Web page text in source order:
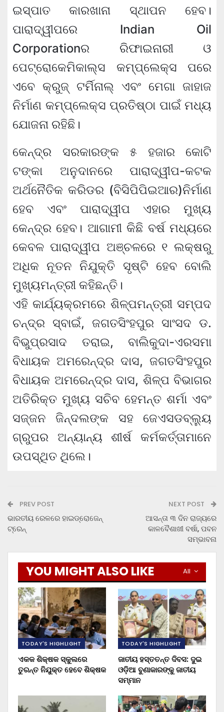
ଇସ୍ପାତ କାରଖାନା ସ୍ଥାପନ ହେବ।
ପାରାଦ୍ୱୀପରେ Indian Oil
Corporationର ରିଫାଇନାରୀ ଓ
ପେଟ୍ରୋକେମିକାଲ୍ସ କମ୍ପ୍ଲେକ୍ସ ପରେ
ଏବେ କ୍ରୁଜ୍ ଟର୍ମିନାଲ୍ ଏବଂ ମେଗା ଜାହାଜ
ନିର୍ମାଣ କମ୍ପ୍ଲେକ୍ସ ପ୍ରତିଷ୍ଠା ପାଇଁ ମଧ୍ୟ
ଯୋଜନା ରହିଛି।
କେନ୍ଦ୍ର ସରକାରଙ୍କ ୫ ହଜାର କୋଟି
ଟଙ୍କା ଅନୁଦାନରେ ପାରାଦ୍ୱୀପ-କଟକ
ଅର୍ଥନୈତିକ କରିଡର (ବିସିପିପିଇଆର)ନିର୍ମାଣ
ହେବ ଏବଂ ପାରାଦ୍ୱୀପ ଏହାର ମୁଖ୍ୟ
କେନ୍ଦ୍ର ହେବ। ଆଗାମୀ କିଛି ବର୍ଷ ମଧ୍ୟରେ
କେବଳ ପାରାଦ୍ୱୀପ ଅଞ୍ଚଳରେ ୧ ଲକ୍ଷରୁ
ଅଧିକ ନୂତନ ନିଯୁକ୍ତି ସୃଷ୍ଟି ହେବ ବୋଲି
ମୁଖ୍ୟମନ୍ତ୍ରୀ କହିଛନ୍ତି।
ଏହି କାର୍ଯ୍ୟକ୍ରମରେ ଶିଳ୍ପମନ୍ତ୍ରୀ ସମ୍ପଦ
ଚନ୍ଦ୍ର ସ୍ବାଇଁ, ଜଗତସିଂହପୁର ସାଂସଦ ଡ.
ବିଭୁପ୍ରସାଦ ତରାଇ, ବାଲିକୁଦା-ଏରସମା
ବିଧାୟକ ଅମରେନ୍ଦ୍ର ଦାସ, ଜଗତସିଂହପୁର
ବିଧାୟକ ଅମରେନ୍ଦ୍ର ଦାସ, ଶିଳ୍ପ ବିଭାଗର
ଅତିରିକ୍ତ ମୁଖ୍ୟ ସଚିବ ହେମନ୍ତ ଶର୍ମା ଏବଂ
ସଜ୍ଜନ ଜିନ୍ଦଲଙ୍କ ସହ ଜେଏସଡବ୍ଲ୍ୟୁ
ଗ୍ରୁପର ଅନ୍ୟାନ୍ୟ ଶୀର୍ଷ କର୍ମକର୍ତ୍ତାମାନେ
ଉପସ୍ଥିତ ଥିଲେ।
PREV POST
ଭାରତୀୟ ରେଳରେ ହାଇଡ୍ରୋଜେନ୍
ଟ୍ରେନ୍‌
NEXT POST
ଆସନ୍ତା ୩ ଦିନ ରାଜ୍ୟରେ
କାଳବୈଶାଖୀ ବର୍ଷା, ପବନ
ସମ୍ଭାବନା
All
YOU MIGHT ALSO LIKE
TODAY'S HIGHLIGHT
ଏକକ ଶିକ୍ଷକ ସ୍କୁଲରେ
ତୁରନ୍ତ ନିଯୁକ୍ତ ହେବେ ଶିକ୍ଷକ
TODAY'S HIGHLIGHT
ଜାତୀୟ ହସ୍ତତନ୍ତ ଦିବସ: ଦୁଇ
ଓଡ଼ିଆ ବୁଣାକାରଙ୍କୁ ଜାତୀୟ
ସମ୍ମାନ